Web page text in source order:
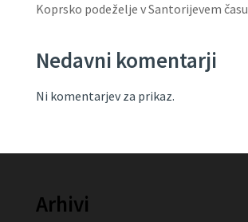
Koprsko podeželje v Santorijevem času
Nedavni komentarji
Ni komentarjev za prikaz.
Arhivi